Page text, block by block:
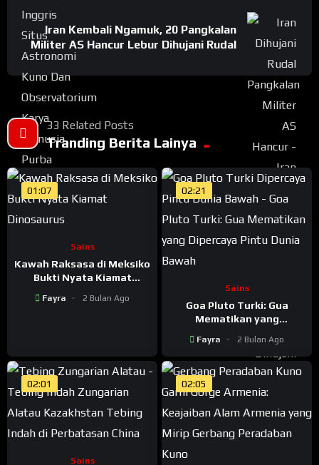
Iran Kembali Ngamuk, 20 Pangkalan
Militer AS Hancur Lebur Dihujani Rudal
33 Related Posts
Tranding Berita Lainya
01:07
Sains
Kawah Raksasa di Meksiko
Bukti Nyata Kiamat
Fayra 2 Bulan Ago
02:21
Sains
Goa Pluto Turki: Gua
Mematikan yang
Bawah
Fayra 2 Bulan Ago
02:01
Sains
02:05